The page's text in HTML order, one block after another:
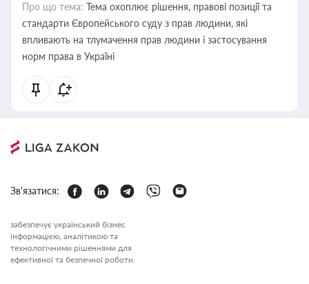
Про що тема: Тема охоплює рішення, правові позиції та
стандарти Європейського суду з прав людини, які
впливають на тлумачення прав людини і застосування
норм права в Україні
Зв'язатися:
забезпечує український бізнес
інформацією, аналітикою та
технологічними рішеннями для
ефективної та безпечної роботи.